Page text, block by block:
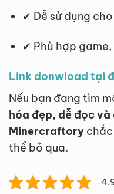
✔ Dễ sử dụng
✔ Phù hợp
Link donwload tại
Nếu bạn đang tìm
hóa đẹp, dễ đọc
Minercraftory
thể bỏ qua.